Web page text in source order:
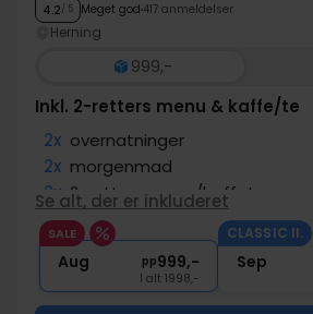
4.2/ 5 Meget god 417 anmeldelser
Herning
999,-
Inkl. 2-retters menu & kaffe/te
2x overnatninger
2x morgenmad
2x 2-retters menu/buffet
2x Gratis kaffe/te under opholdet
∞ Gratis parkering og internet
Se alt, der er inkluderet
SALE
Aug pp999,-
I alt 1998,-
CLASSIC II.
Sep